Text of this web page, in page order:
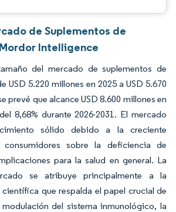
de Suplementos de
Intelligence
del mercado de suplementos de
USD 5.220 millones en 2025 a USD 5.670
prevé que alcance USD 8.600 millones en
8,68% durante 2026-2031. El mercado
sólido debido a la creciente
sobre la deficiencia de
para la salud en general. La
se atribuye principalmente a la
que respalda el papel crucial de
del sistema inmunológico, la